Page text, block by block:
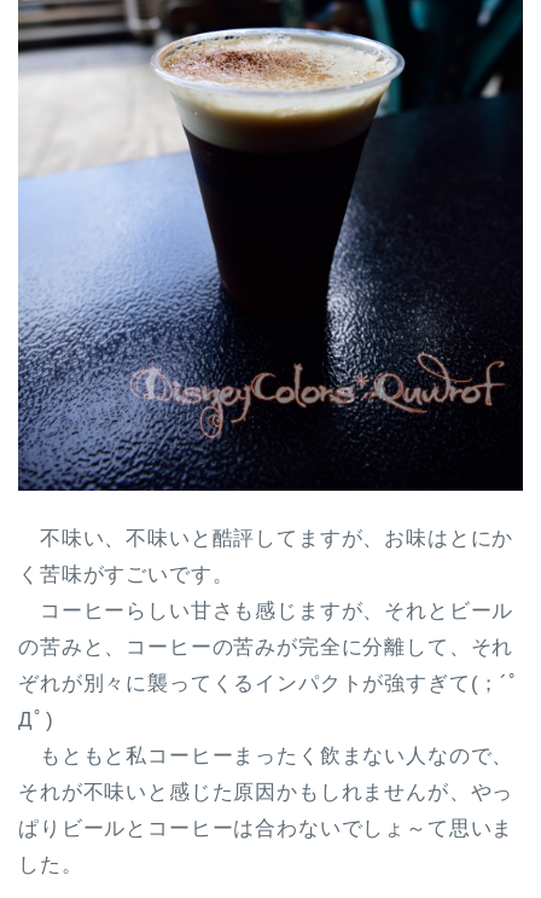
不味い、不味いと酷評してますが、お味はとにか
く苦味がすごいです。
コーヒーらしい甘さも感じますが、それとビール
の苦みと、コーヒーの苦みが完全に分離して、それ
ぞれが別々に襲ってくるインパクトが強すぎて(；´ﾟ
Дﾟ)
もともと私コーヒーまったく飲まない人なので、
それが不味いと感じた原因かもしれませんが、やっ
ぱりビールとコーヒーは合わないでしょ～て思いま
した。